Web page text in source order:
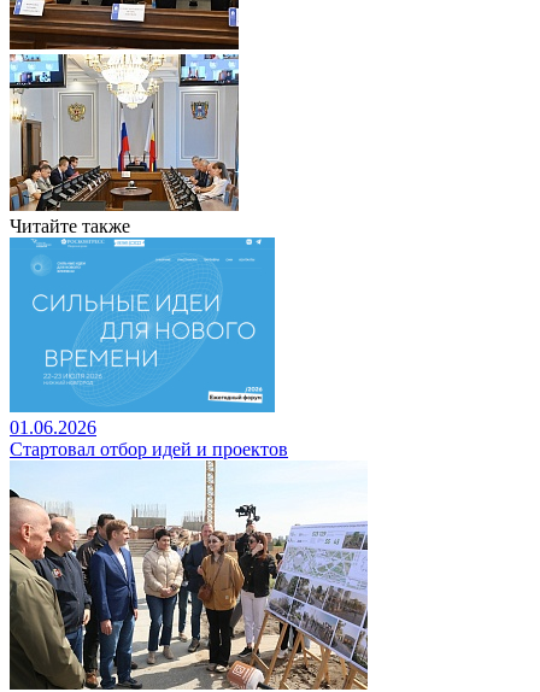
Читайте также
01.06.2026
Стартовал отбор идей и проектов